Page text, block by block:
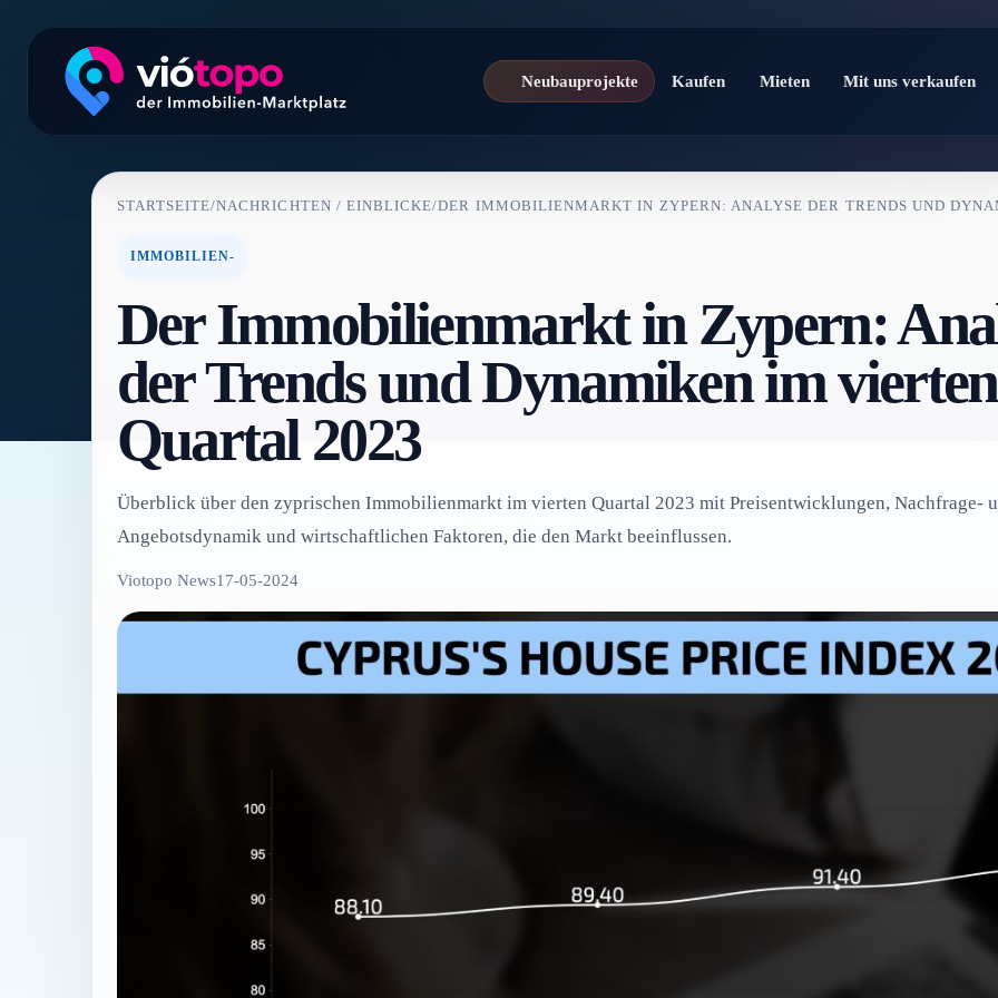
Neubauprojekte Kaufen Mieten Mit uns verkaufen
STARTSEITE/NACHRICHTEN / EINBLICKE/DER IMMOBILIENMARKT IN ZYPERN: ANALYSE DER TRENDS UND
IMMOBILIEN-
Der Immobilienmarkt in Zypern:
der Trends und Dynamiken im vierten
Quartal 2023
Überblick über den zyprischen Immobilienmarkt im vierten Quartal 2023 mit Preisentwicklungen, Nachfrage-
Angebotsdynamik und wirtschaftlichen Faktoren, die den Markt beeinflussen.
Viotopo News17-05-2024